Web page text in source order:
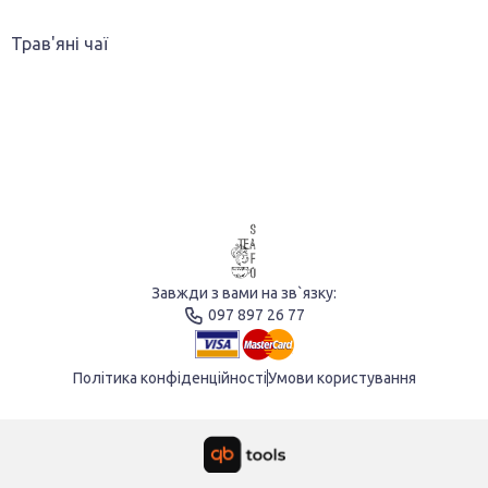
Трав'яні чаї
Завжди з вами на зв`язку:
097 897 26 77
Політика конфіденційностіУмови користування